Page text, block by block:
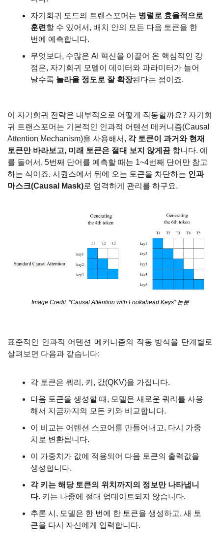
자기회귀 모드의 트랜스포머는 병렬로 효율적으로
훈련 할 수 있어서, 배치 안의 모든 다음 토큰을 한
번에 예측합니다.
무엇보다, 수많은 AI 혁신을 이끌어 온 핵심적인 강
점은, 자기회귀 모델이 데이터와 파라미터가 늘어
날수록 놀라울 정도로 잘 확장된다는 점이죠.
이 자기회귀 전략은 내부적으로 어떻게 작동할까요? 자기회
귀 트랜스포머는 기본적인 인과적 어텐션 메커니즘(Causal
Attention Mechanism)을 사용해서, 각 토큰이 과거와 현재
토큰만 바라보고, 미래 토큰은 절대 보지 않게끔 합니다. 예
를 들어서, 5번째 단어를 예측할 때는 1~4번째 단어만 참고
하는 식이죠. 시퀀스에서 뒤에 오는 토큰을 차단하는 인과
마스크(Causal Mask)로 엄격하게 관리를 하구요.
Image Credit: “Causal Attention with Lookahead Keys” 논문
표준적인 인과적 어텐션 메커니즘의 작동 방식을 단계별로
살펴보면 다음과 같습니다:
각 토큰은 쿼리, 키, 값(QKV)을 가집니다.
다음 토큰을 생성할 때, 모델은 새로운 쿼리를 사용
해서 지금까지의 모든 키와 비교합니다.
이 비교는 어텐션 스코어를 만들어내고, 다시 가중
치로 변환됩니다.
이 가중치가 값에 적용되어 다음 토큰의 출력값을
생성합니다.
각 키는 해당 토큰의 위치까지의 정보만 나타냅니
다. 키는 나중에 절대 업데이트되지 않습니다.
추론 시, 모델은 한 번에 한 토큰을 생성하고, 새 토
큰을 다시 자신에게 입력합니다.